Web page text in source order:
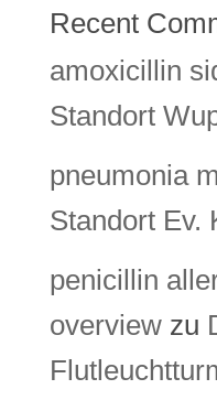
Recent
amoxicillin
Standort
pneumonia
Standort Ev.
penicillin
overviewzu